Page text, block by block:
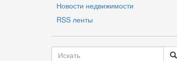
Новости недвижимости
RSS ленты